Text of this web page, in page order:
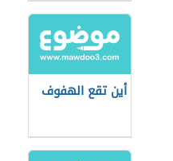
أين تقع الهفوف